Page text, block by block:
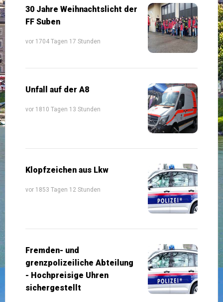
30 Jahre Weihnachtslicht der
FF Suben
vor 1704 Tagen 17 Stunden
Unfall auf der A8
vor 1810 Tagen 13 Stunden
Klopfzeichen aus Lkw
vor 1853 Tagen 12 Stunden
Fremden- und
grenzpolizeiliche Abteilung
- Hochpreisige Uhren
sichergestellt